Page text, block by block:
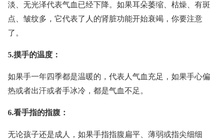
淡、无光泽代表气血已经下降。如果耳朵萎缩、枯燥、有斑
点、皱纹多，它代表了人的肾脏功能开始衰竭，你要注意
了。
5.摸手的温度：
如果手一年四季都是温暖的，代表人气血充足，如果手心偏
热或者出汗或者手冰冷，都是气血不足。
6.看手指的指腹：
无论孩子还是成人，如果手指指腹扁平、薄弱或指尖细细